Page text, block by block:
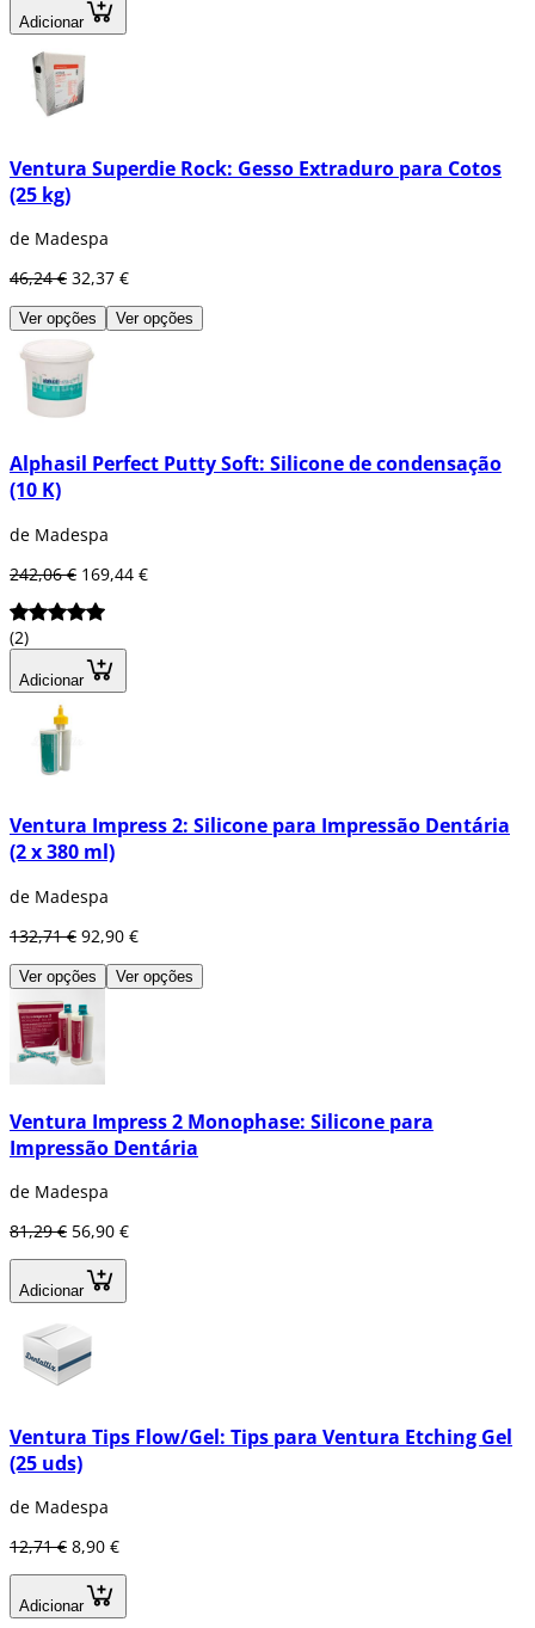
Adicionar
Ventura Superdie Rock: Gesso Extraduro para Cotos
(25 kg)
de Madespa
46,24 € 32,37 €
Ver opções Ver opções
Alphasil Perfect Putty Soft: Silicone de condensação
(10 K)
de Madespa
242,06 € 169,44 €
(2)
Adicionar
Ventura Impress 2: Silicone para Impressão Dentária
(2 x 380 ml)
de Madespa
132,71 € 92,90 €
Ver opções Ver opções
Ventura Impress 2 Monophase: Silicone para
Impressão Dentária
de Madespa
81,29 € 56,90 €
Adicionar
Ventura Tips Flow/Gel: Tips para Ventura Etching Gel
(25 uds)
de Madespa
12,71 € 8,90 €
Adicionar